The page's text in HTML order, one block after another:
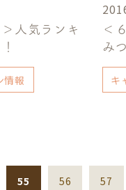
人気ランキ
情報
＜
み
キ
55 56 57